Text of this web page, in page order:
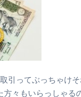
引ってぶっちゃけ
々もいらっしゃる